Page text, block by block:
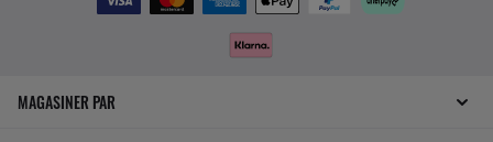
MAGASINER PAR